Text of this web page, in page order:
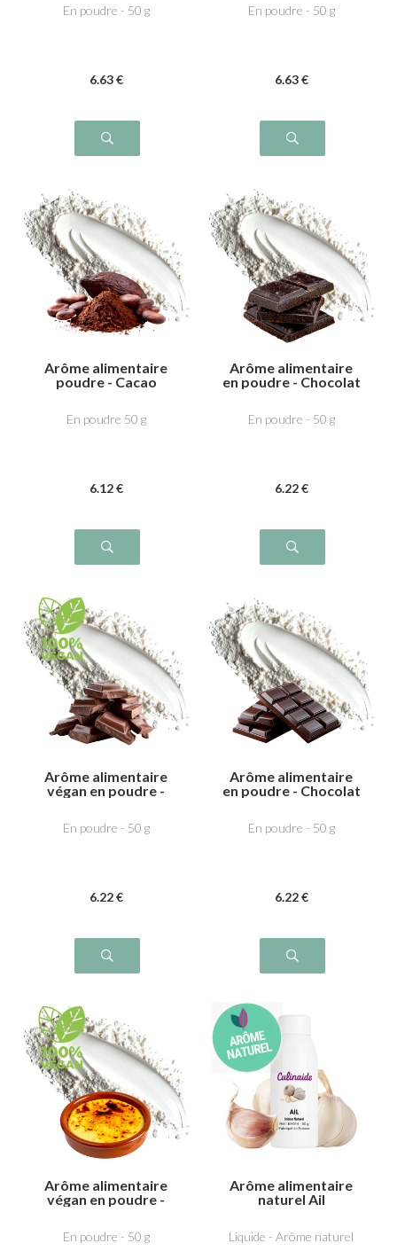
En poudre - 50 g
6.63 €
En poudre - 50 g
6.63 €
Arôme alimentaire
poudre - Cacao
En poudre 50 g
6.12 €
Arôme alimentaire
en poudre - Chocolat
En poudre - 50 g
6.22 €
Arôme alimentaire
végan en poudre -
En poudre - 50 g
6.22 €
Arôme alimentaire
en poudre - Chocolat
En poudre - 50 g
6.22 €
Arôme alimentaire
végan en poudre -
En poudre - 50 g
Arôme alimentaire
naturel Ail
Liquide - Arôme naturel